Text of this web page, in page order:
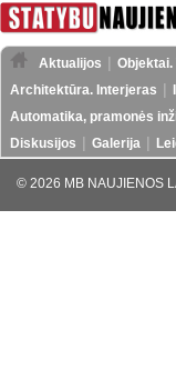
Aktualijos Objektai.
Architektūra. Interjeras
Automatika, pramonės
Diskusijos
Galerija
© 2026 MB NAUJIENOS